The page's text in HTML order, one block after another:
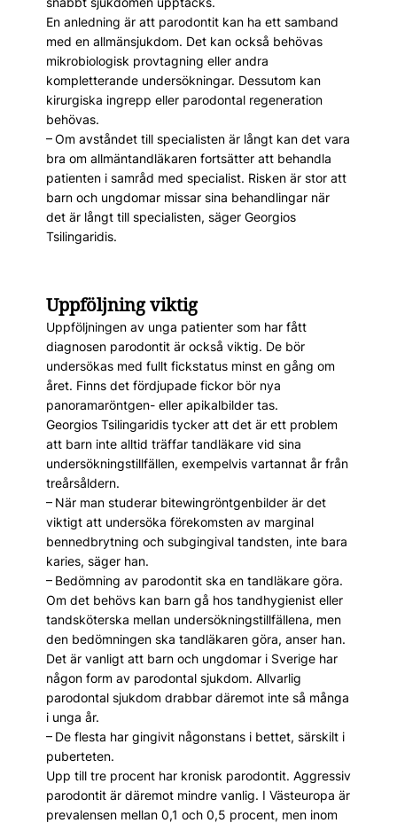
En anledning är att parodontit kan ha ett samband
med en allmänsjukdom. Det kan också behövas
mikrobiologisk provtagning eller andra
kompletterande undersökningar. Dessutom kan
kirurgiska ingrepp eller parodontal regeneration
behövas.
– Om avståndet till specialisten är långt kan det vara
bra om allmäntandläkaren fortsätter att behandla
patienten i samråd med specialist. Risken är stor att
barn och ungdomar missar sina behandlingar när
det är långt till specialisten, säger Georgios
Tsilingaridis.
Uppföljning viktig
Uppföljningen av unga patienter som har fått
diagnosen parodontit är också viktig. De bör
undersökas med fullt fickstatus minst en gång om
året. Finns det fördjupade fickor bör nya
panoramaröntgen- eller apikalbilder tas.
Georgios Tsilingaridis tycker att det är ett problem
att barn inte alltid träffar tandläkare vid sina
undersökningstillfällen, exempelvis vartannat år från
treårsåldern.
– När man studerar bitewingröntgenbilder är det
viktigt att undersöka förekomsten av marginal
bennedbrytning och subgingival tandsten, inte bara
karies, säger han.
– Bedömning av parodontit ska en tandläkare göra.
Om det behövs kan barn gå hos tandhygienist eller
tandsköterska mellan undersökningstillfällena, men
den bedömningen ska tandläkaren göra, anser han.
Det är vanligt att barn och ungdomar i Sverige har
någon form av par­odontal sjukdom. Allvarlig
parodontal sjukdom drabbar däremot inte så många
i unga år.
– De flesta har gingivit någonstans i bettet, särskilt i
puberteten.
Upp till tre procent har kronisk parodontit. Aggressiv
parodontit är däremot mindre vanlig. I Västeuropa är
prevalensen mellan 0,1 och 0,5 procent, men inom